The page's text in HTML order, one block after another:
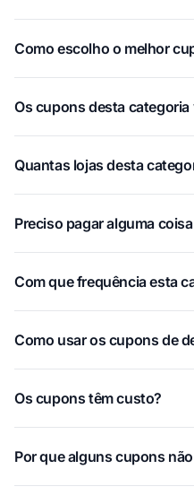
Como escolho o melhor
Os cupons desta categoria
Quantas lojas desta
Preciso pagar alguma
Com que frequência esta
Como usar os cupons de
Os cupons têm custo?
Por que alguns cupons